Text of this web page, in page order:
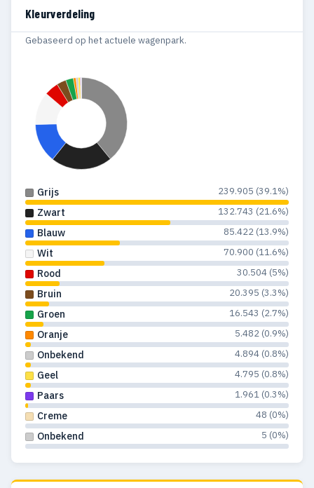
1998 2.326
1.170
971
1994 944
685
1992 162
1991 660 146
1990 124
1989 662 145
1988 673 129
1987 170
1986 1.086 213
1985 200
1984 913 193
1982 648 133
Kleurverdeling
Gebaseerd op het actuele wagenpark.
Grijs 239.905 (39.1%)
Zwart 132.743 (21.6%)
Blauw 85.422 (13.9%)
Wit 70.900 (11.6%)
Rood 30.504 (5%)
Bruin 20.395 (3.3%)
Groen 16.543 (2.7%)
Oranje 5.482 (0.9%)
Onbekend 4.894 (0.8%)
Geel 4.795 (0.8%)
Paars 1.961 (0.3%)
Creme 48 (0%)
Onbekend 5 (0%)